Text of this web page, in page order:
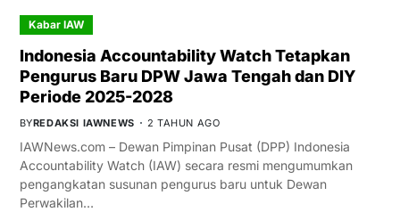
Kabar IAW
Indonesia Accountability Watch Tetapkan
Pengurus Baru DPW Jawa Tengah dan DIY
Periode 2025-2028
BYREDAKSI IAWNEWS 2 TAHUN AGO
IAWNews.com – Dewan Pimpinan Pusat (DPP) Indonesia
Accountability Watch (IAW) secara resmi mengumumkan
pengangkatan susunan pengurus baru untuk Dewan
Perwakilan…